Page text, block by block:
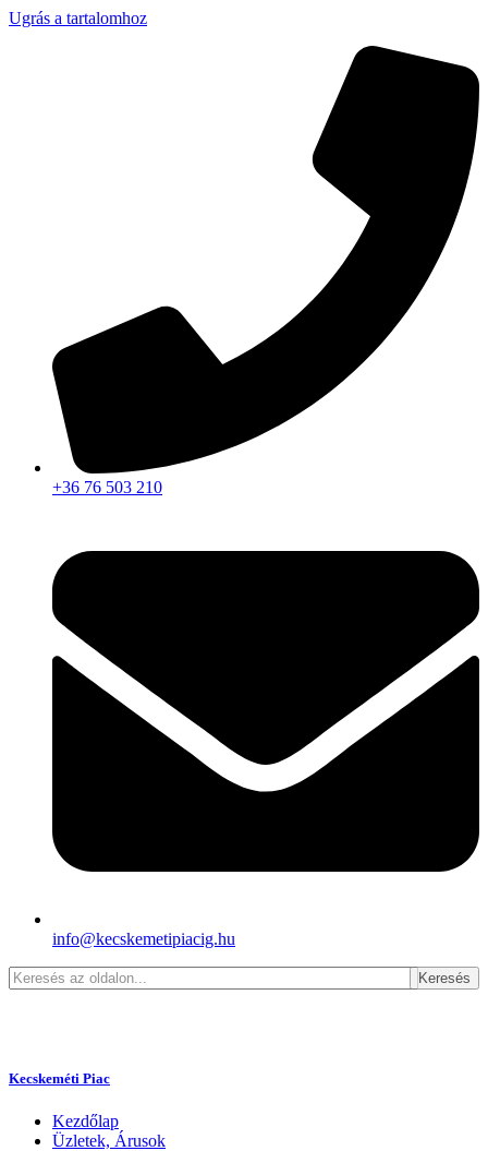
Ugrás a tartalomhoz
+36 76 503 210
info@kecskemetipiacig.hu
Keresés
Kecskeméti Piac
Kezdőlap
Üzletek, Árusok